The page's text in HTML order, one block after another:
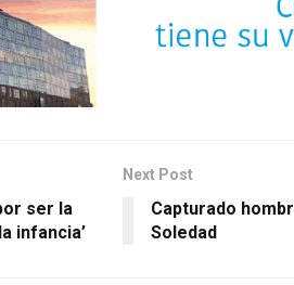
ser la
infancia’
Next Post
Capturado
Soledad